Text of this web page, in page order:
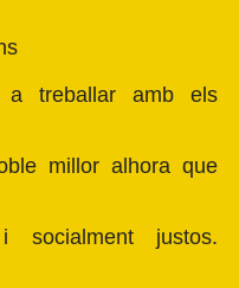
a treballar amb els
millor alhora que
socialment justos.